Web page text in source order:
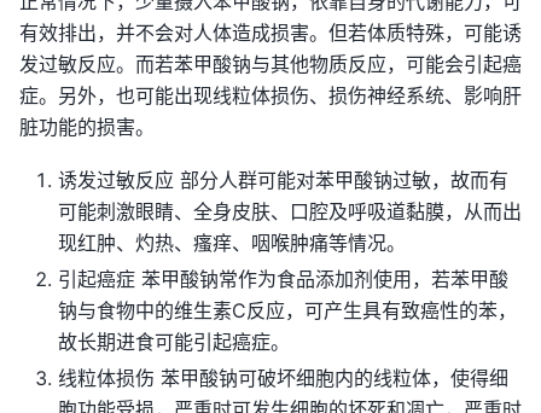
有效排出，并不会对人体造成损害。但若体质特殊，可能诱
发过敏反应。而若苯甲酸钠与其他物质反应，可能会引起癌
症。另外，也可能出现线粒体损伤、损伤神经系统、影响肝
脏功能的损害。
诱发过敏反应 部分人群可能对苯甲酸钠过敏，故而有
可能刺激眼睛、全身皮肤、口腔及呼吸道黏膜，从而出
现红肿、灼热、瘙痒、咽喉肿痛等情况。
引起癌症 苯甲酸钠常作为食品添加剂使用，若苯甲酸
钠与食物中的维生素C反应，可产生具有致癌性的苯，
故长期进食可能引起癌症。
线粒体损伤 苯甲酸钠可破坏细胞内的线粒体，使得细